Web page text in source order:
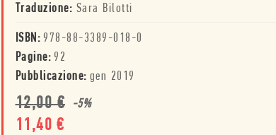
Traduzione: Sara Bilotti
ISBN: 978-88-3389-018-0
Pagine: 92
Pubblicazione: gen 2019
12,00€ -5%
11,40 €